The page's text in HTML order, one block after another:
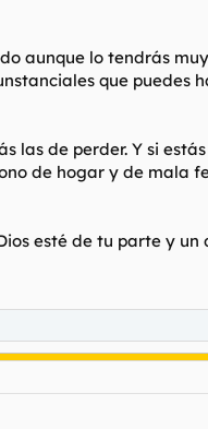
aunque lo tendrás
que puedes
las de perder. Y si
de hogar y de mala
esté de tu parte y